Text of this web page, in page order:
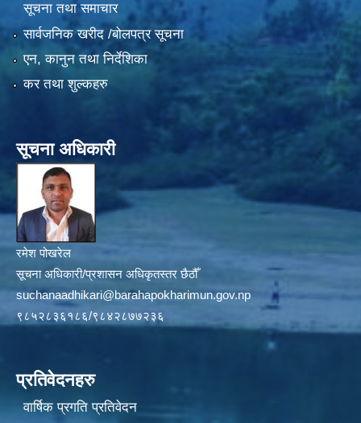
सूचना तथा समाचार
सार्वजनिक खरीद /बोलपत्र सूचना
एन, कानुन तथा निर्देशिका
कर तथा शुल्कहरु
सूचना अधिकारी
रमेश पोखरेल
सूचना अधिकारी/प्रशासन अधिकृतस्तर छैठौँ
suchanaadhikari@barahapokharimun.gov.np
९८५२८३६१८६/९८४२८७७२३६
प्रतिवेदनहरु
वार्षिक प्रगति प्रतिवेदन